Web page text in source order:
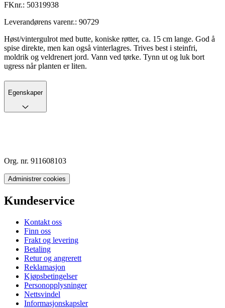
FKnr.: 50319938
Leverandørens varenr.: 90729
Høst/vintergulrot med butte, koniske røtter, ca. 15 cm lange. God å
spise direkte, men kan også vinterlagres. Trives best i steinfri,
moldrik og veldrenert jord. Vann ved tørke. Tynn ut og luk bort
ugress når planten er liten.
Egenskaper
Org. nr. 911608103
Administrer cookies
Kundeservice
Kontakt oss
Finn oss
Frakt og levering
Betaling
Retur og angrerett
Reklamasjon
Kjøpsbetingelser
Personopplysninger
Nettsvindel
Informasjonskapsler